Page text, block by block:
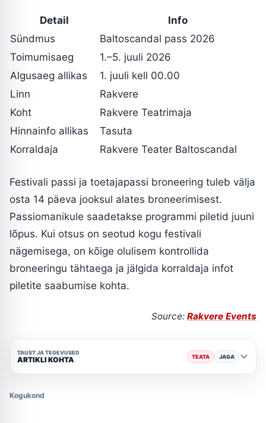
Detail
Info
Sündmus
Baltoscandal pass 2026
Toimumisaeg
1.–5. juuli 2026
Algusaeg allikas
1. juuli kell 00.00
Linn
Rakvere
Koht
Rakvere Teatrimaja
Hinnainfo allikas
Tasuta
Korraldaja
Rakvere Teater Baltoscandal
Festivali passi ja toetajapassi broneering tuleb välja
osta 14 päeva jooksul alates broneerimisest.
Passiomanikule saadetakse programmi piletid juuni
lõpus. Kui otsus on seotud kogu festivali
nägemisega, on kõige olulisem kontrollida
broneeringu tähtaega ja jälgida korraldaja infot
piletite saabumise kohta.
Source: Rakvere Events
TAUST JA TEGEVUSED
ARTIKLI KOHTA TEATA JAGA
Kogukond